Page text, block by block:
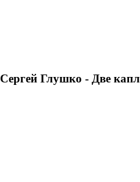
Сергей Глушко - Две